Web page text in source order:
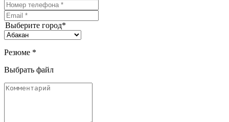
Выберите город*
Резюме *
Выбрать файл